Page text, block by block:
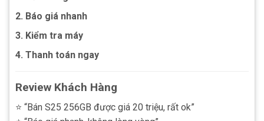
2. Báo giá nhanh
3. Kiểm tra máy
4. Thanh toán ngay
Review Khách Hàng
⭐ “Bán S25 256GB được giá 20 triệu, rất ok”